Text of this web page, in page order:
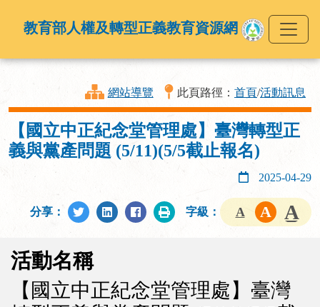
教育部人權及轉型正義教育資源網
網站導覽 此頁路徑： 首頁/活動訊息
【國立中正紀念堂管理處】臺灣轉型正
義與黨產問題 (5/11)(5/5截止報名)
2025-04-29
分享： 字級：
活動名稱
【國立中正紀念堂管理處】臺灣